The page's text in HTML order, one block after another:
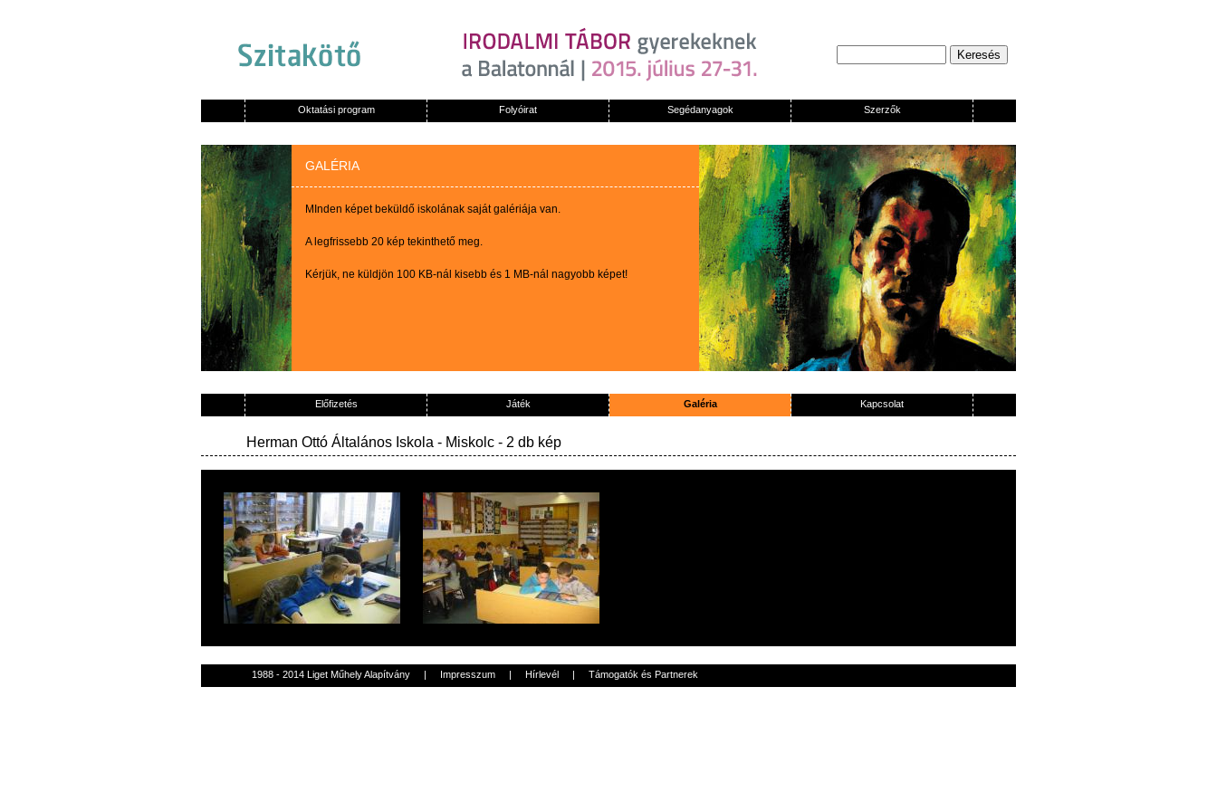
Oktatási program Folyóirat Segédanyagok Szerzők
GALÉRIA
MInden képet beküldő iskolának saját galériája van.
A legfrissebb 20 kép tekinthető meg.
Kérjük, ne küldjön 100 KB-nál kisebb és 1 MB-nál nagyobb képet!
Előfizetés Játék Galéria Kapcsolat
Herman Ottó Általános Iskola - Miskolc - 2 db kép
1988 - 2014 Liget Műhely Alapítvány | Impresszum | Hírlevél | Támogatók és Partnerek